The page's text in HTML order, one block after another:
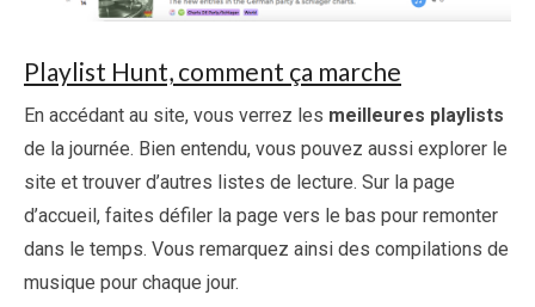
Playlist Hunt, comment ça marche
En accédant au site, vous verrez les meilleures playlists
de la journée. Bien entendu, vous pouvez aussi explorer le
site et trouver d’autres listes de lecture. Sur la page
d’accueil, faites défiler la page vers le bas pour remonter
dans le temps. Vous remarquez ainsi des compilations de
musique pour chaque jour.